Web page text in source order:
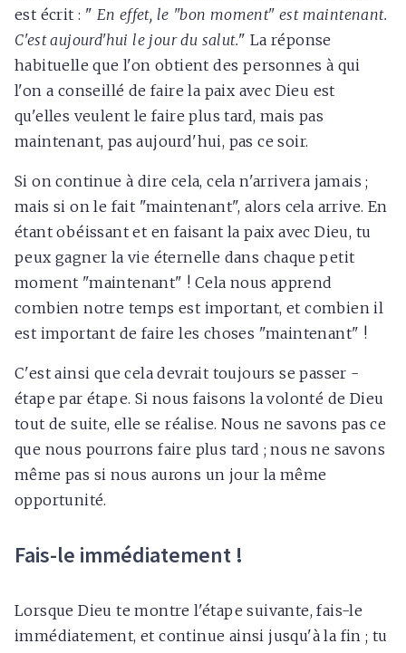
est écrit : " En effet, le "bon moment" est maintenant.
C'est aujourd'hui le jour du salut." La réponse
habituelle que l'on obtient des personnes à qui
l'on a conseillé de faire la paix avec Dieu est
qu'elles veulent le faire plus tard, mais pas
maintenant, pas aujourd'hui, pas ce soir.
Si on continue à dire cela, cela n'arrivera jamais ;
mais si on le fait "maintenant", alors cela arrive. En
étant obéissant et en faisant la paix avec Dieu, tu
peux gagner la vie éternelle dans chaque petit
moment "maintenant" ! Cela nous apprend
combien notre temps est important, et combien il
est important de faire les choses "maintenant" !
C'est ainsi que cela devrait toujours se passer -
étape par étape. Si nous faisons la volonté de Dieu
tout de suite, elle se réalise. Nous ne savons pas ce
que nous pourrons faire plus tard ; nous ne savons
même pas si nous aurons un jour la même
opportunité.
Fais-le immédiatement !
Lorsque Dieu te montre l'étape suivante, fais-le
immédiatement, et continue ainsi jusqu'à la fin ; tu